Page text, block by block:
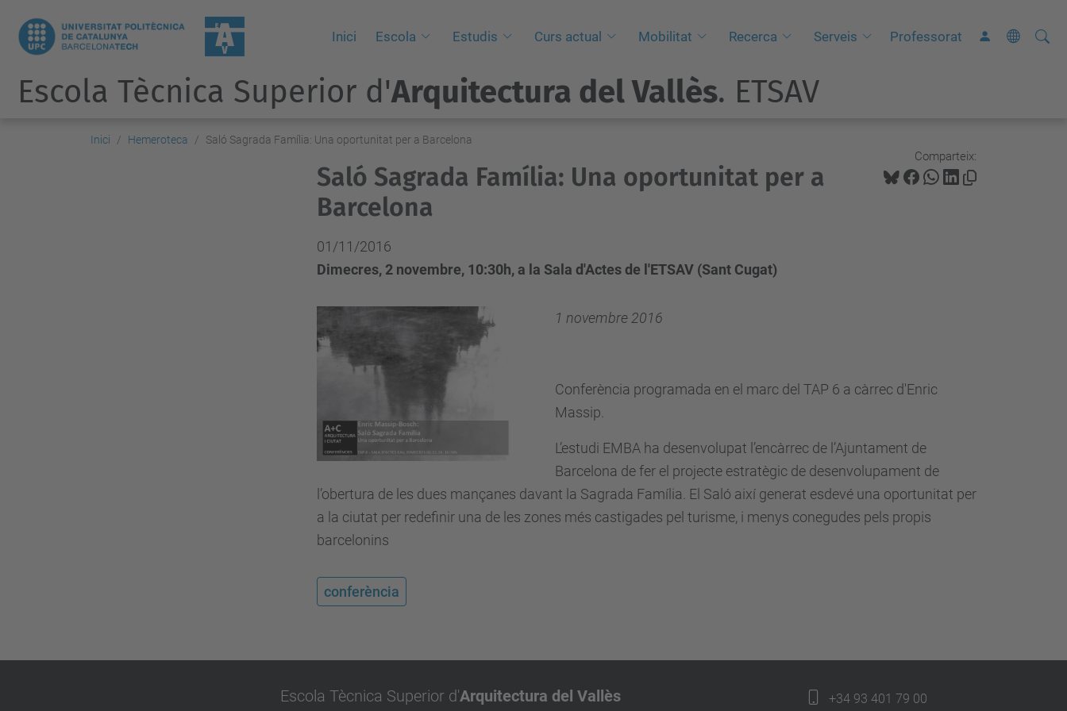
Inici Escola Estudis Curs actual Mobilitat Recerca Serveis Professorat Cerca
C
Escola Tècnica Superior d'Arquitectura del Vallès. ETSAV
Inici Hemeroteca Saló Sagrada Família: Una oportunitat per a Barcelona
Comparteix:
Saló Sagrada Família: Una oportunitat per a
Barcelona
01/11/2016
Dimecres, 2 novembre, 10:30h, a la Sala d'Actes de l'ETSAV (Sant Cugat)
1 novembre 2016
Conferència programada en el marc del TAP 6 a càrrec d'Enric
Massip.
L’estudi EMBA ha desenvolupat l’encàrrec de l’Ajuntament de
Barcelona de fer el projecte estratègic de desenvolupament de
l’obertura de les dues mançanes davant la Sagrada Família. El Saló així generat esdevé una oportunitat per
a la ciutat per redefinir una de les zones més castigades pel turisme, i menys conegudes pels propis
barcelonins
conferència
Escola Tècnica Superior d'Arquitectura del Vallès +34 93 401 79 00